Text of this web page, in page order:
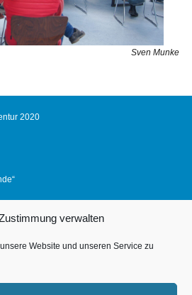
verwalten
Website und unseren Service zu
Sven Munke
2020